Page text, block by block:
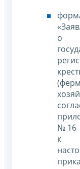
о
№ 16
к